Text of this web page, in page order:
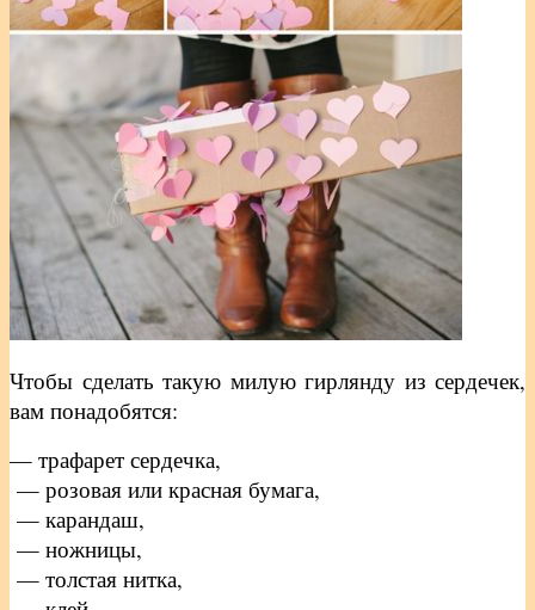
Чтобы сделать такую милую гирлянду из сердечек,
вам понадобятся:
— трафарет сердечка,
— розовая или красная бумага,
— карандаш,
— ножницы,
— толстая нитка,